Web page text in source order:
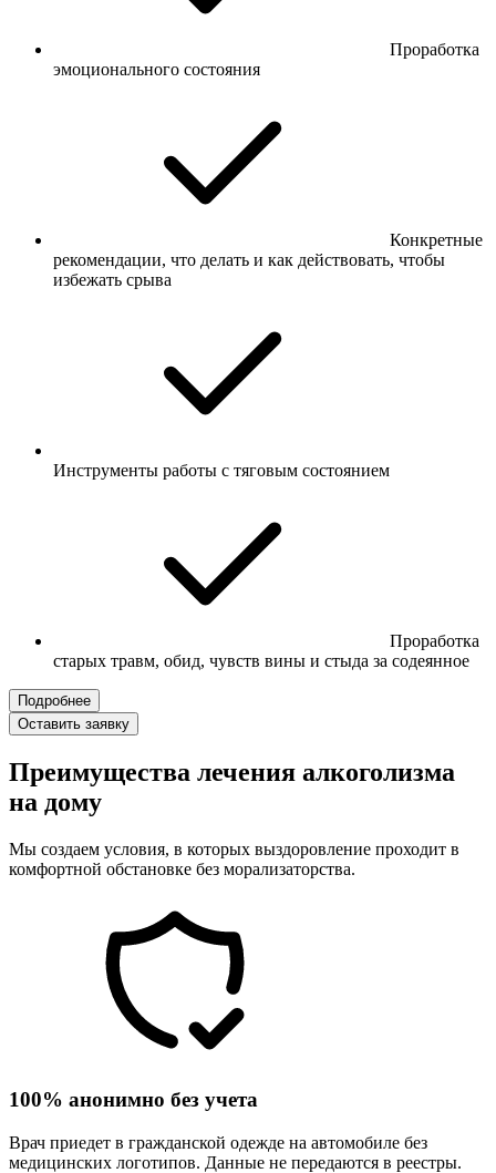
Проработка
эмоционального состояния
Конкретные
рекомендации, что делать и как действовать, чтобы
избежать срыва
Инструменты работы с тяговым состоянием
Проработка
старых травм, обид, чувств вины и стыда за содеянное
Подробнее
Оставить заявку
Преимущества лечения алкоголизма
на дому
Мы создаем условия, в которых выздоровление проходит в
комфортной обстановке без морализаторства.
100% анонимно без учета
Врач приедет в гражданской одежде на автомобиле без
медицинских логотипов. Данные не передаются в реестры.